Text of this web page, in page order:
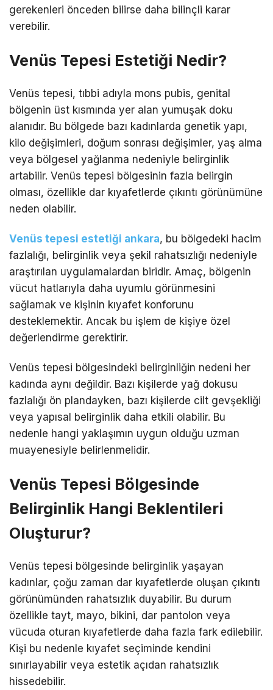
gerekenleri önceden bilirse daha bilinçli karar
verebilir.
Venüs Tepesi Estetiği Nedir?
Venüs tepesi, tıbbi adıyla mons pubis, genital
bölgenin üst kısmında yer alan yumuşak doku
alanıdır. Bu bölgede bazı kadınlarda genetik yapı,
kilo değişimleri, doğum sonrası değişimler, yaş alma
veya bölgesel yağlanma nedeniyle belirginlik
artabilir. Venüs tepesi bölgesinin fazla belirgin
olması, özellikle dar kıyafetlerde çıkıntı görünümüne
neden olabilir.
Venüs tepesi estetiği ankara, bu bölgedeki hacim
fazlalığı, belirginlik veya şekil rahatsızlığı nedeniyle
araştırılan uygulamalardan biridir. Amaç, bölgenin
vücut hatlarıyla daha uyumlu görünmesini
sağlamak ve kişinin kıyafet konforunu
desteklemektir. Ancak bu işlem de kişiye özel
değerlendirme gerektirir.
Venüs tepesi bölgesindeki belirginliğin nedeni her
kadında aynı değildir. Bazı kişilerde yağ dokusu
fazlalığı ön plandayken, bazı kişilerde cilt gevşekliği
veya yapısal belirginlik daha etkili olabilir. Bu
nedenle hangi yaklaşımın uygun olduğu uzman
muayenesiyle belirlenmelidir.
Venüs Tepesi Bölgesinde
Belirginlik Hangi Beklentileri
Oluşturur?
Venüs tepesi bölgesinde belirginlik yaşayan
kadınlar, çoğu zaman dar kıyafetlerde oluşan çıkıntı
görünümünden rahatsızlık duyabilir. Bu durum
özellikle tayt, mayo, bikini, dar pantolon veya
vücuda oturan kıyafetlerde daha fazla fark edilebilir.
Kişi bu nedenle kıyafet seçiminde kendini
sınırlayabilir veya estetik açıdan rahatsızlık
hissedebilir.